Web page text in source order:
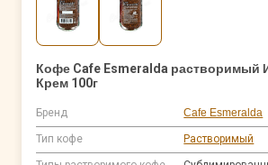
Кофе Cafe Esmeralda растворимый
Крем 100г
Бренд Cafe Esmeralda
Тип кофе Растворимый